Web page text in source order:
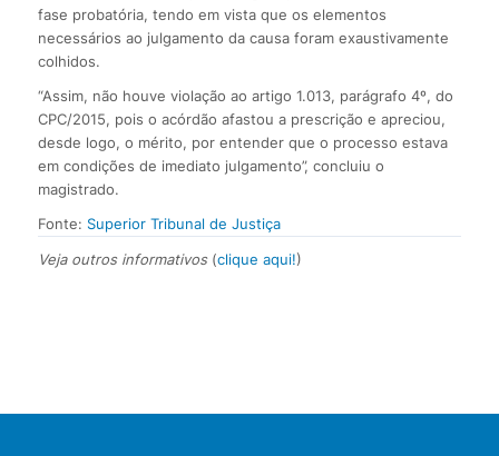
fase probatória, tendo em vista que os elementos
necessários ao julgamento da causa foram exaustivamente
colhidos.
“Assim, não houve violação ao artigo 1.013, parágrafo 4º, do
CPC/2015, pois o acórdão afastou a prescrição e apreciou,
desde logo, o mérito, por entender que o processo estava
em condições de imediato julgamento”, concluiu o
magistrado.
Fonte: Superior Tribunal de Justiça
Veja outros informativos(clique aqui!)